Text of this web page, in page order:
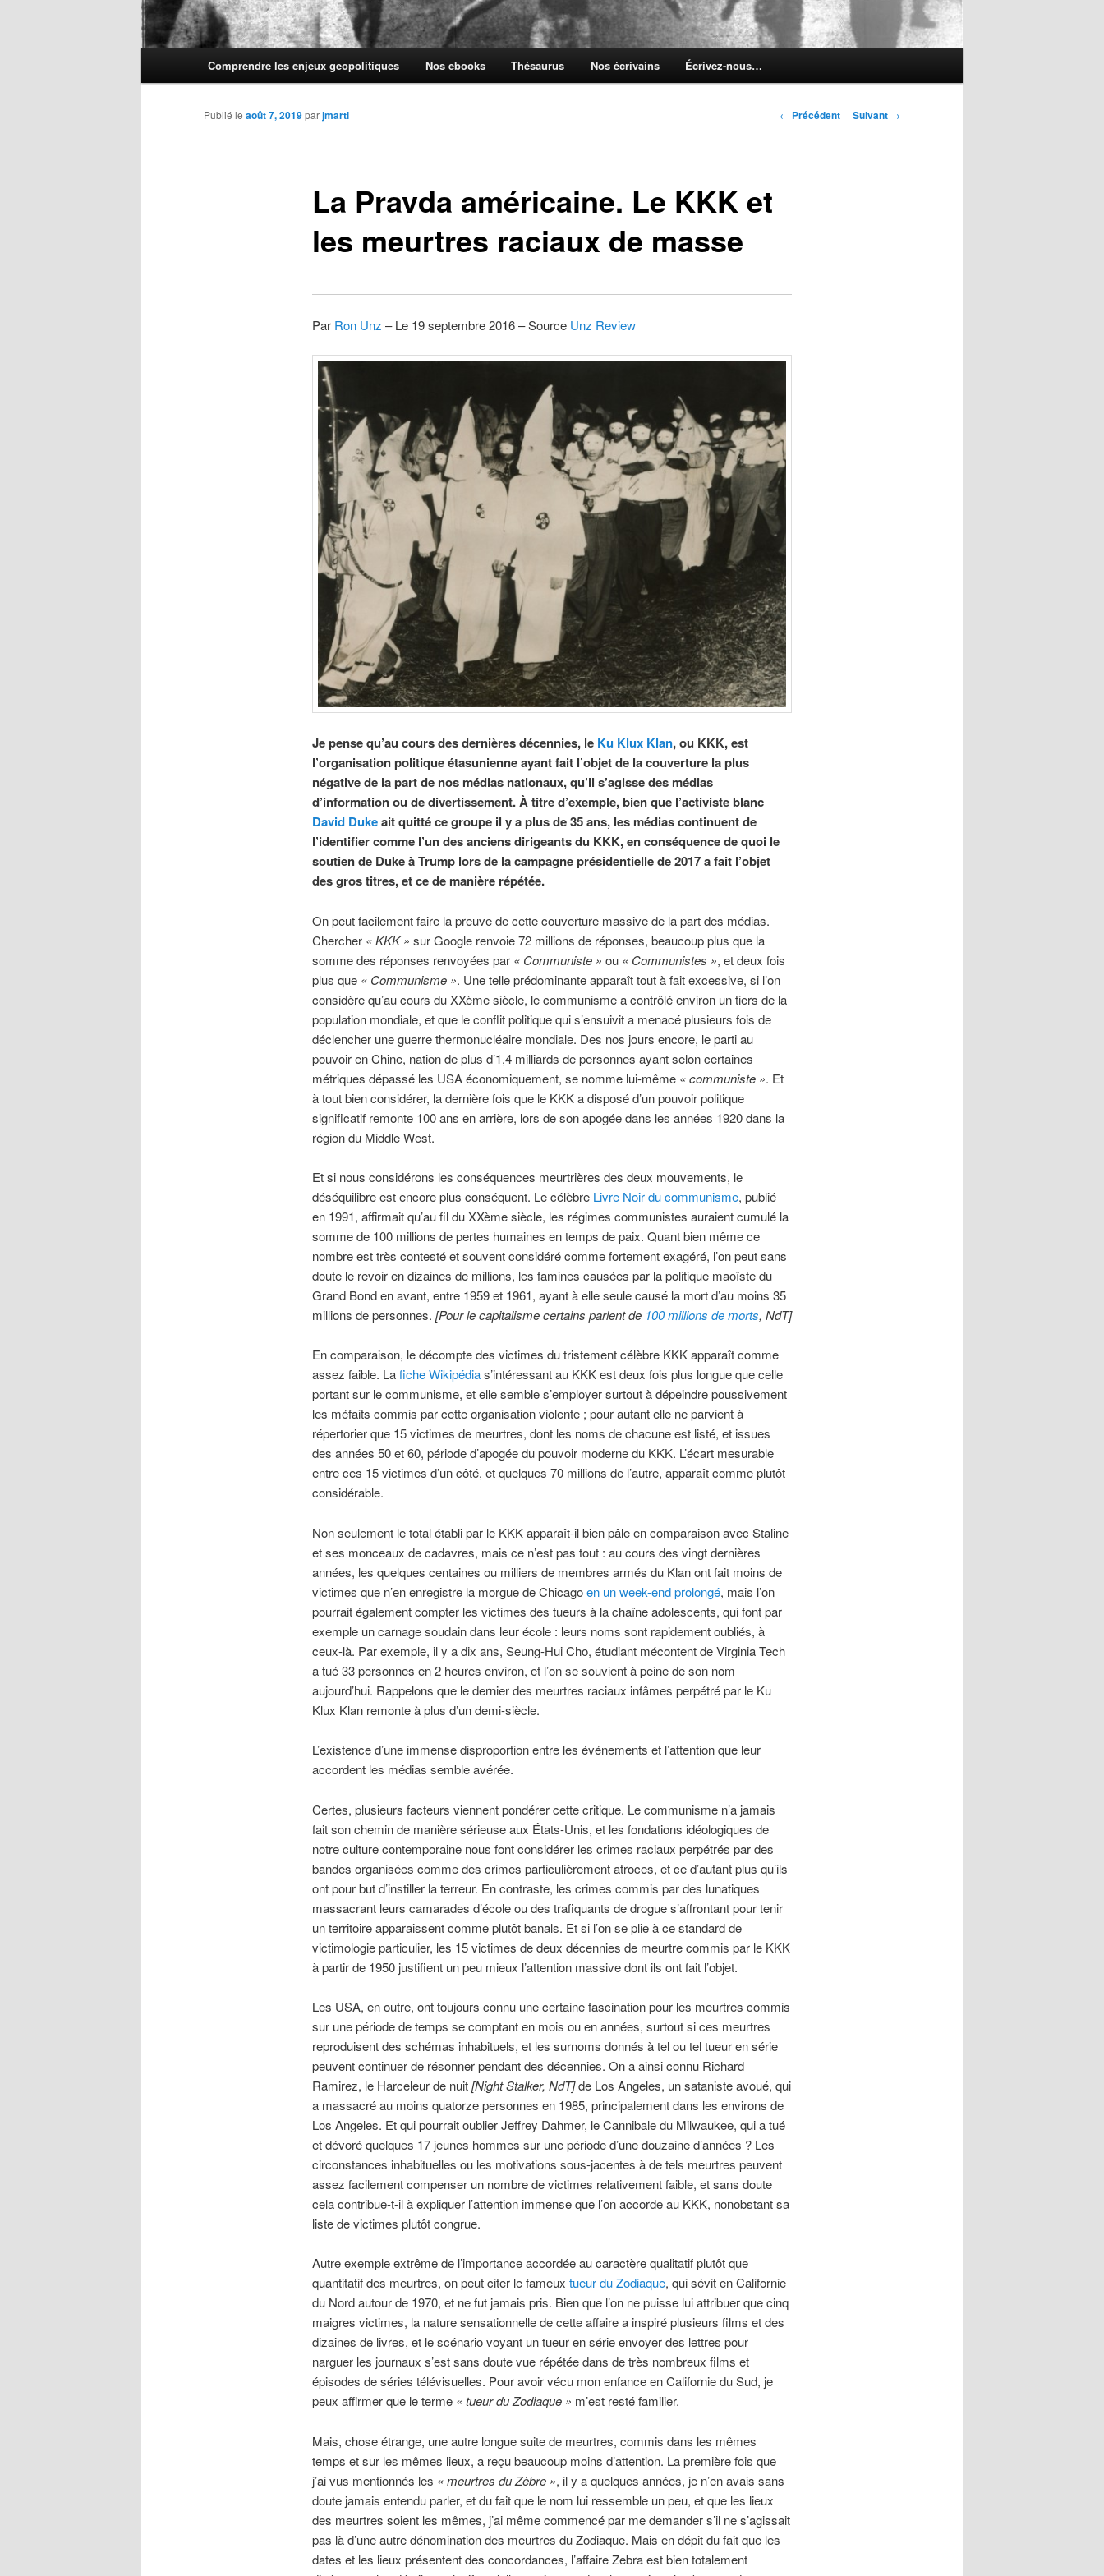
Comprendre les enjeux geopolitiques Nos ebooks Thésaurus Nos écrivains Écrivez-nous…
Navigation
← Précédent Suivant →
La Pravda américaine. Le KKK et
les meurtres raciaux de masse
Publié le août 7, 2019parjmarti
Par Ron Unz – Le 19 septembre 2016 – Source Unz Review
Je pense qu’au cours des dernières décennies, le Ku Klux Klan, ou KKK, est
l’organisation politique étasunienne ayant fait l’objet de la couverture la plus
négative de la part de nos médias nationaux, qu’il s’agisse des médias
d’information ou de divertissement. À titre d’exemple, bien que l’activiste blanc
David Dukeait quitté ce groupe il y a plus de 35 ans, les médias continuent de
l’identifier comme l’un des anciens dirigeants du KKK, en conséquence de quoi le
soutien de Duke à Trump lors de la campagne présidentielle de 2017 a fait l’objet
des gros titres, et ce de manière répétée.
On peut facilement faire la preuve de cette couverture massive de la part des médias.
Chercher «KKK » sur Google renvoie 72 millions de réponses, beaucoup plus que la
somme des réponses renvoyées par « Communiste » ou « Communistes », et deux fois
plus que « Communisme ». Une telle prédominante apparaît tout à fait excessive, si l’on
considère qu’au cours du XXème siècle, le communisme a contrôlé environ un tiers de la
population mondiale, et que le conflit politique qui s’ensuivit a menacé plusieurs fois de
déclencher une guerre thermonucléaire mondiale. Des nos jours encore, le parti au
pouvoir en Chine, nation de plus d’1,4 milliards de personnes ayant selon certaines
métriques dépassé les USA économiquement, se nomme lui-même «communiste ». Et
à tout bien considérer, la dernière fois que le KKK a disposé d’un pouvoir politique
significatif remonte 100 ans en arrière, lors de son apogée dans les années 1920 dans la
région du Middle West.
Et si nous considérons les conséquences meurtrières des deux mouvements, le
déséquilibre est encore plus conséquent. Le célèbre Livre Noir du communisme, publié
en 1991, affirmait qu’au fil du XXème siècle, les régimes communistes auraient cumulé la
somme de 100 millions de pertes humaines en temps de paix. Quant bien même ce
nombre est très contesté et souvent considéré comme fortement exagéré, l’on peut sans
doute le revoir en dizaines de millions, les famines causées par la politique maoïste du
Grand Bond en avant, entre 1959 et 1961, ayant à elle seule causé la mort d’au moins 35
millions de personnes. [Pour le capitalisme certains parlent de 100 millions de morts, NdT]
En comparaison, le décompte des victimes du tristement célèbre KKK apparaît comme
assez faible. Lafiche Wikipédias’intéressant au KKK est deux fois plus longue que celle
portant sur le communisme, et elle semble s’employer surtout à dépeindre poussivement
les méfaits commis par cette organisation violente ; pour autant elle ne parvient à
répertorier que 15 victimes de meurtres, dont les noms de chacune est listé, et issues
des années 50 et 60, période d’apogée du pouvoir moderne du KKK. L’écart mesurable
entre ces 15 victimes d’un côté, et quelques 70 millions de l’autre, apparaît comme plutôt
considérable.
Non seulement le total établi par le KKK apparaît-il bien pâle en comparaison avec Staline
et ses monceaux de cadavres, mais ce n’est pas tout : au cours des vingt dernières
années, les quelques centaines ou milliers de membres armés du Klan ont fait moins de
victimes que n’en enregistre la morgue de Chicagoen un week-end prolongé, mais l’on
pourrait également compter les victimes des tueurs à la chaîne adolescents, qui font par
exemple un carnage soudain dans leur école : leurs noms sont rapidement oubliés, à
ceux-là. Par exemple, il y a dix ans, Seung-Hui Cho, étudiant mécontent de Virginia Tech
a tué 33 personnes en 2 heures environ, et l’on se souvient à peine de son nom
aujourd’hui. Rappelons que le dernier des meurtres raciaux infâmes perpétré par le Ku
Klux Klan remonte à plus d’un demi-siècle.
L’existence d’une immense disproportion entre les événements et l’attention que leur
accordent les médias semble avérée.
Certes, plusieurs facteurs viennent pondérer cette critique. Le communisme n’a jamais
fait son chemin de manière sérieuse aux États-Unis, et les fondations idéologiques de
notre culture contemporaine nous font considérer les crimes raciaux perpétrés par des
bandes organisées comme des crimes particulièrement atroces, et ce d’autant plus qu’ils
ont pour but d’instiller la terreur. En contraste, les crimes commis par des lunatiques
massacrant leurs camarades d’école ou des trafiquants de drogue s’affrontant pour tenir
un territoire apparaissent comme plutôt banals. Et si l’on se plie à ce standard de
victimologie particulier, les 15 victimes de deux décennies de meurtre commis par le KKK
à partir de 1950 justifient un peu mieux l’attention massive dont ils ont fait l’objet.
Les USA, en outre, ont toujours connu une certaine fascination pour les meurtres commis
sur une période de temps se comptant en mois ou en années, surtout si ces meurtres
reproduisent des schémas inhabituels, et les surnoms donnés à tel ou tel tueur en série
peuvent continuer de résonner pendant des décennies. On a ainsi connu Richard
Ramirez, le Harceleur de nuit[Night Stalker, NdT]de Los Angeles, un sataniste avoué, qui
a massacré au moins quatorze personnes en 1985, principalement dans les environs de
Los Angeles. Et qui pourrait oublier Jeffrey Dahmer, le Cannibale du Milwaukee, qui a tué
et dévoré quelques 17 jeunes hommes sur une période d’une douzaine d’années ? Les
circonstances inhabituelles ou les motivations sous-jacentes à de tels meurtres peuvent
assez facilement compenser un nombre de victimes relativement faible, et sans doute
cela contribue-t-il à expliquer l’attention immense que l’on accorde au KKK, nonobstant sa
liste de victimes plutôt congrue.
Autre exemple extrême de l’importance accordée au caractère qualitatif plutôt que
quantitatif des meurtres, on peut citer le fameux tueur du Zodiaque, qui sévit en Californie
du Nord autour de 1970, et ne fut jamais pris. Bien que l’on ne puisse lui attribuer que cinq
maigres victimes, la nature sensationnelle de cette affaire a inspiré plusieurs films et des
dizaines de livres, et le scénario voyant un tueur en série envoyer des lettres pour
narguer les journaux s’est sans doute vue répétée dans de très nombreux films et
épisodes de séries télévisuelles. Pour avoir vécu mon enfance en Californie du Sud, je
peux affirmer que le terme «tueur du Zodiaque » m’est resté familier.
Mais, chose étrange, une autre longue suite de meurtres, commis dans les mêmes
temps et sur les mêmes lieux, a reçu beaucoup moins d’attention. La première fois que
j’ai vus mentionnés les «meurtres du Zèbre », il y a quelques années, je n’en avais sans
doute jamais entendu parler, et du fait que le nom lui ressemble un peu, et que les lieux
des meurtres soient les mêmes, j’ai même commencé par me demander s’il ne s’agissait
pas là d’une autre dénomination des meurtres du Zodiaque. Mais en dépit du fait que les
dates et les lieux présentent des concordances, l’affaire Zebra est bien totalement